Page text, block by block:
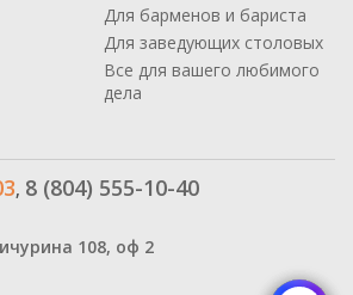
Для барменов и бариста
Для заведующих столовых
Все для вашего любимого
дела
, 8 (804) 555-10-40
108, оф 2